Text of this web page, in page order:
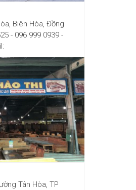
Biên Hòa, Đồng
- 096 999 0939 -
Tân Hòa, TP